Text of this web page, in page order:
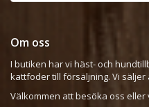
Om oss
I butiken har vi häst- och
kattfoder till försäljning. Vi
Välkommen att besöka oss eller